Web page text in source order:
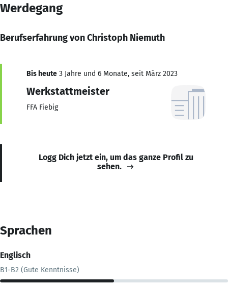
Werdegang
Berufserfahrung von Christoph Niemuth
Bis heute 3 Jahre und 6 Monate, seit März 2023
Werkstattmeister
FFA Fiebig
Logg Dich jetzt ein, um das ganze Profil zu
sehen.
Sprachen
Englisch
B1-B2 (Gute Kenntnisse)